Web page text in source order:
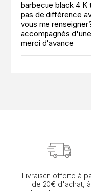
barbecue black 4 K
pas de différence
vous me
accompagnés
merci d'avance
Livraison offerte à
de 20€ d'achat, à